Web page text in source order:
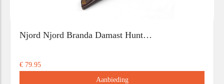
Njord Njord Branda Damast Hunt…
€ 79.95
Aanbieding